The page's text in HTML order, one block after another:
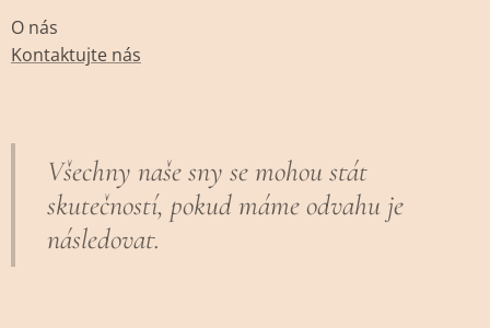
O nás
Kontaktujte nás
Všechny naše sny se mohou stát
skutečností, pokud máme odvahu je
následovat.